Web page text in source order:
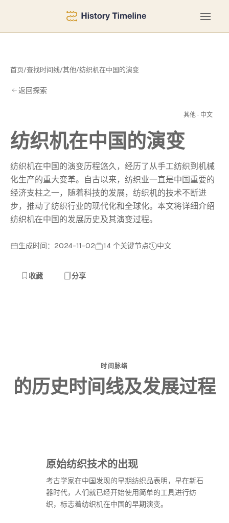
首页/查找时间线/其他/纺织机在中国的演变
返回探索
其他 · 中文
纺织机在中国的演变
纺织机在中国的演变历程悠久，经历了从手工纺织到机械
化生产的重大变革。自古以来，纺织业一直是中国重要的
经济支柱之一，随着科技的发展，纺织机的技术不断进
步，推动了纺织行业的现代化和全球化。本文将详细介绍
纺织机在中国的发展历史及其演变过程。
生成时间：2024-11-02 14 个关键节点 中文
收藏 分享
时间脉络
的历史时间线及发展过程
原始纺织技术的出现
考古学家在中国发现的早期纺织品表明，早在新石
器时代，人们就已经开始使用简单的工具进行纺
织，标志着纺织机在中国的早期演变。